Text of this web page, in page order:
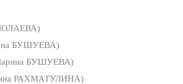
БУШУЕВА)
БУШУЕВА)
РАХМАТУЛИНА)